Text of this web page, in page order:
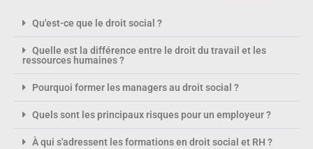
Qu'est-ce que le droit social ?
Quelle est la différence entre le droit du travail et les
ressources humaines ?
Pourquoi former les managers au droit social ?
Quels sont les principaux risques pour un employeur ?
À qui s'adressent les formations en droit social et RH ?